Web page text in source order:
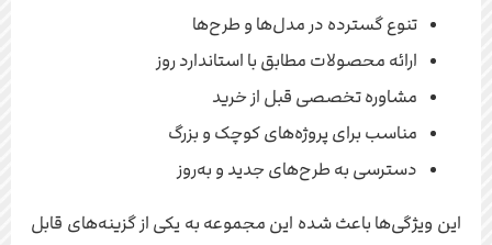
تنوع گسترده در مدل‌ها و طرح‌ها
ارائه محصولات مطابق با استاندارد روز
مشاوره تخصصی قبل از خرید
مناسب برای پروژه‌های کوچک و بزرگ
دسترسی به طرح‌های جدید و به‌روز
این ویژگی‌ها باعث شده این مجموعه به یکی از گزینه‌های قابل